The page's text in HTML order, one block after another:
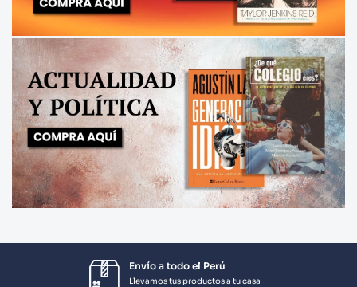
Envío a todo el Perú
Llevamos tus productos a tu casa